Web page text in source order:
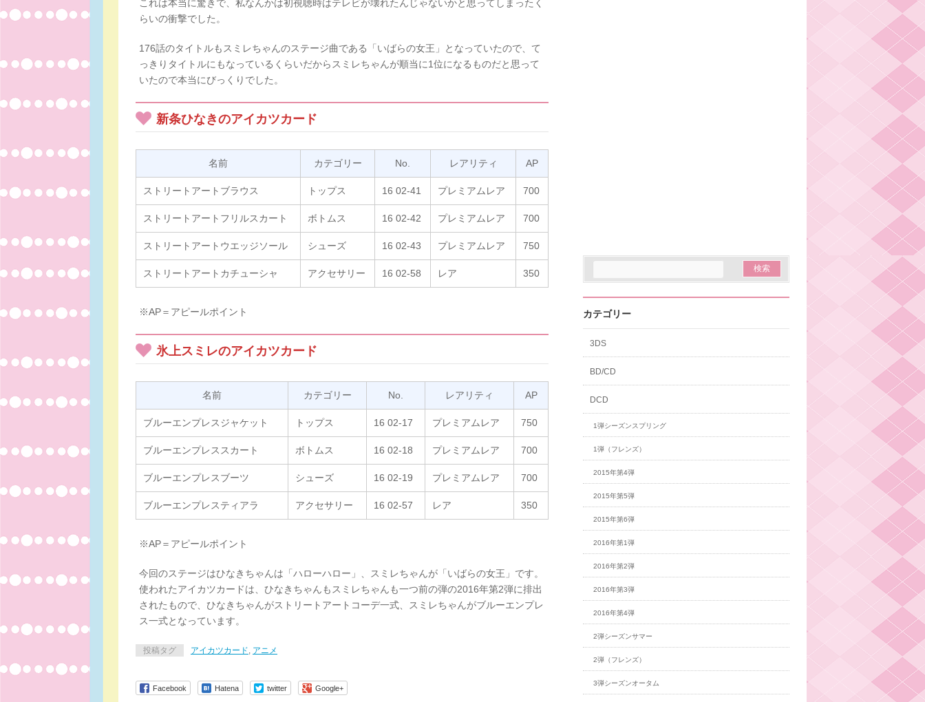
これは本当に驚きで、私なんかは初視聴時はテレビが壊れたんじゃないかと思ってしまったく
らいの衝撃でした。
176話のタイトルもスミレちゃんのステージ曲である「いばらの女王」となっていたので、て
っきりタイトルにもなっているくらいだからスミレちゃんが順当に1位になるものだと思って
いたので本当にびっくりでした。
新条ひなきのアイカツカード
名前 カテゴリー No. レアリティ AP
ストリートアートブラウス トップス 16 02-41 プレミアムレア 700
ストリートアートフリルスカート ボトムス 16 02-42 プレミアムレア 700
ストリートアートウエッジソール シューズ 16 02-43 プレミアムレア 750
ストリートアートカチューシャ アクセサリー 16 02-58 レア 350
※AP＝アピールポイント
氷上スミレのアイカツカード
名前 カテゴリー No. レアリティ AP
ブルーエンプレスジャケット トップス 16 02-17 プレミアムレア 750
ブルーエンプレススカート ボトムス 16 02-18 プレミアムレア 700
ブルーエンプレスブーツ シューズ 16 02-19 プレミアムレア 700
ブルーエンプレスティアラ アクセサリー 16 02-57 レア 350
※AP＝アピールポイント
今回のステージはひなきちゃんは「ハローハロー」、スミレちゃんが「いばらの女王」です。
使われたアイカツカードは、ひなきちゃんもスミレちゃんも一つ前の弾の2016年第2弾に排出
されたもので、ひなきちゃんがストリートアートコーデ一式、スミレちゃんがブルーエンプレ
ス一式となっています。
投稿タグ アイカツカード, アニメ
Facebook Hatena twitter Google+
カテゴリー
3DS
BD/CD
DCD
1弾シーズンスプリング
1弾（フレンズ）
2015年第4弾
2015年第5弾
2015年第6弾
2016年第1弾
2016年第2弾
2016年第3弾
2016年第4弾
2弾シーズンサマー
2弾（フレンズ）
3弾シーズンオータム